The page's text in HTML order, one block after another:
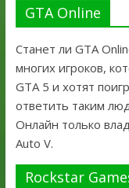
GTA Online
Станет ли GTA
многих игроков,
GTA 5 и хотят
ответить таким
Онлайн только
Auto V.
Rockstar